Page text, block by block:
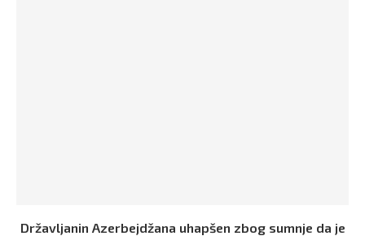
Državljanin Azerbejdžana uhapšen zbog sumnje da je